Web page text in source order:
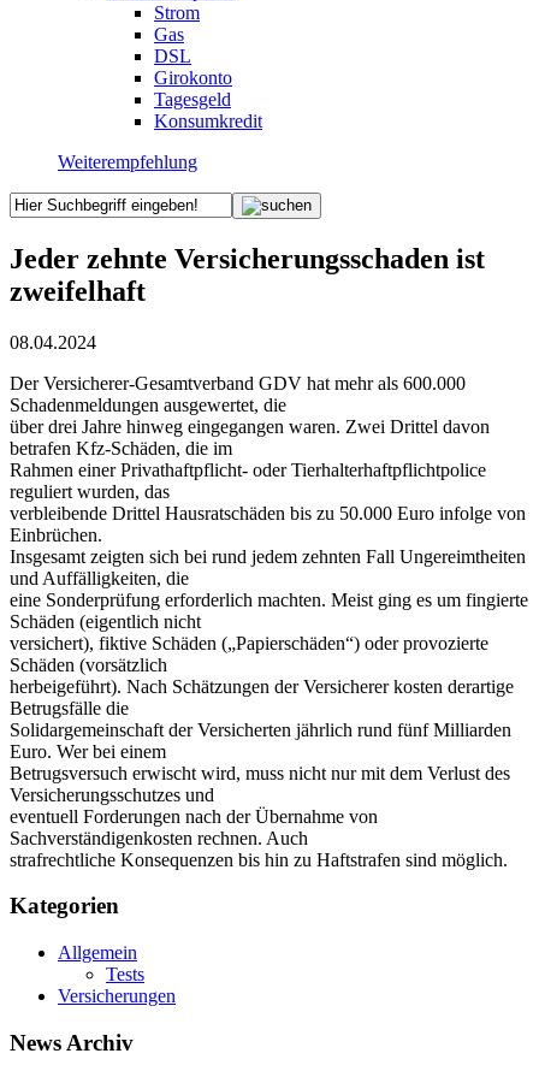
Strom
Gas
DSL
Girokonto
Tagesgeld
Konsumkredit
Weiterempfehlung
Jeder zehnte Versicherungsschaden ist
zweifelhaft
08.04.2024
Der Versicherer-Gesamtverband GDV hat mehr als 600.000
Schadenmeldungen ausgewertet, die
über drei Jahre hinweg eingegangen waren. Zwei Drittel davon
betrafen Kfz-Schäden, die im
Rahmen einer Privathaftpflicht- oder Tierhalterhaftpflichtpolice
reguliert wurden, das
verbleibende Drittel Hausratschäden bis zu 50.000 Euro infolge von
Einbrüchen.
Insgesamt zeigten sich bei rund jedem zehnten Fall Ungereimtheiten
und Auffälligkeiten, die
eine Sonderprüfung erforderlich machten. Meist ging es um fingierte
Schäden (eigentlich nicht
versichert), fiktive Schäden („Papierschäden“) oder provozierte
Schäden (vorsätzlich
herbeigeführt). Nach Schätzungen der Versicherer kosten derartige
Betrugsfälle die
Solidargemeinschaft der Versicherten jährlich rund fünf Milliarden
Euro. Wer bei einem
Betrugsversuch erwischt wird, muss nicht nur mit dem Verlust des
Versicherungsschutzes und
eventuell Forderungen nach der Übernahme von
Sachverständigenkosten rechnen. Auch
strafrechtliche Konsequenzen bis hin zu Haftstrafen sind möglich.
Kategorien
Allgemein
Tests
Versicherungen
News Archiv